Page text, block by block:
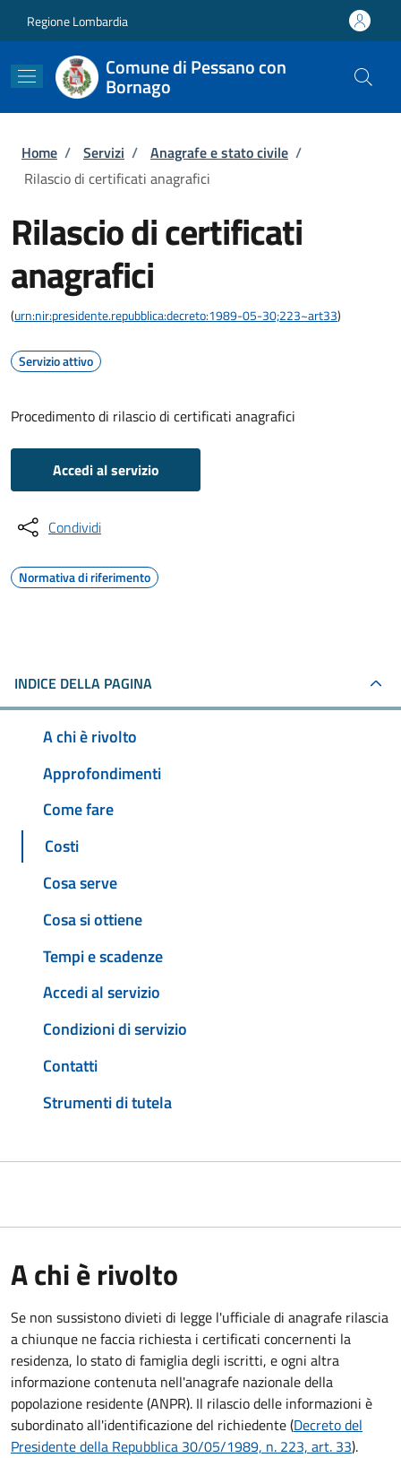
Regione Lombardia
Comune di Pessano con
Bornago
Briciole di pane
Home / Servizi / Anagrafe e stato civile /
Rilascio di certificati anagrafici
Rilascio di certificati
anagrafici
(urn:nir:presidente.repubblica:decreto:1989-05-30;223~art33)
Servizio attivo
Procedimento di rilascio di certificati anagrafici
Accedi al servizio
Condividi
Normativa di riferimento
INDICE DELLA PAGINA
A chi è rivolto
Approfondimenti
Come fare
Costi
Cosa serve
Cosa si ottiene
Tempi e scadenze
Accedi al servizio
Condizioni di servizio
Contatti
Strumenti di tutela
A chi è rivolto
Se non sussistono divieti di legge l'ufficiale di anagrafe rilascia
a chiunque ne faccia richiesta i certificati concernenti la
residenza, lo stato di famiglia degli iscritti, e ogni altra
informazione contenuta nell'anagrafe nazionale della
popolazione residente (ANPR). Il rilascio delle informazioni è
subordinato all'identificazione del richiedente (Decreto del
Presidente della Repubblica 30/05/1989, n. 223, art. 33).